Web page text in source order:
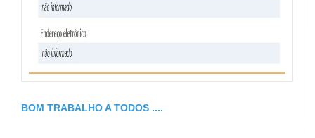
BOM TRABALHO A TODOS ....